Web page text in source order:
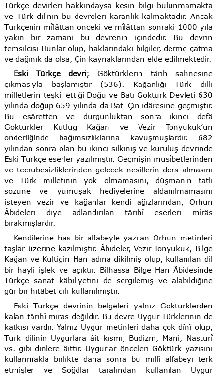
Türkçe devirleri hakkındaysa kesin bilgi bulunmamakta
ve Türk dilinin bu devreleri karanlık kalmaktadır. Ancak
Türkçenin mîlâttan önceki ve mîlâttan sonraki 1000 yıla
yakın bir zamanı bu devrenin içindedir. Bu devrin
temsilcisi Hunlar olup, haklarındaki bilgiler, derme çatma
ve dağınık da olsa, Çin kaynaklarından elde edilmektedir.
Eski Türkçe devri; Göktürklerin târih sahnesine
çıkmasıyla başlamıştır (536). Kağanlığı Türk dilli
milletlerin teşkil ettiği Doğu ve Batı Göktürk Devleti 630
yılında doğup 659 yılında da Batı Çin idâresine geçmiştir.
Bu esâretten ve durgunluktan sonra ikinci defâ
Göktürkler Kutlug Kağan ve Vezir Tonyukuk’un
önderliğinde bağımsızlıklarına kavuşmuşlardır. 682
yılından sonra olan bu ikinci silkiniş ve kuruluş devrinde
Eski Türkçe eserler yazılmıştır. Geçmişin musîbetlerinden
ve tecrübesizliklerinden gelecek nesillerin ders almasını
ve Türk milletinin yok olmamasını, düşmanın tatlı
sözüne ve yumuşak hediyelerine aldanılmamasını
isteyen vezir ve kağanlar kendi ağızlarından, Orhun
Âbideleri diye adlandırılan târihî eserleri mîrâs
bırakmışlardır.
Kendilerine has bir alfabeyle yazılan Orhun metinleri
taşlar üzerine kazılmıştır. Âbideler, Vezir Tonyukuk, Bilge
Kağan ve Kültigin Han adına dikilmiş olup, kullanılan dil
bir hayli işlek ve açıktır. Bilhassa Bilge Han Âbidesinde
Türkçe sanat kâbiliyetini de sergilemiş ve alabildiğine
gür bir hitâbet dili kullanılmıştır.
Eski Türkçe devrinin belgeleri yalnız Göktürklerden
kalan târihî miras değildir. Bu devre Uygur Türklerinin de
katkısı vardır. Yalnız Uygur metinleri daha çok dînî olup,
Türk dilinin Uygurlara âit kısmı, Budizm, Mani, Nasturî
vs. gibi dinlere âittir. Uygurlar önceleri Göktürk yazısını
kullanmakla birlikte daha sonra bu millî alfabeyi terk
etmişler ve Soğdlar tarafından kullanılan Uygur